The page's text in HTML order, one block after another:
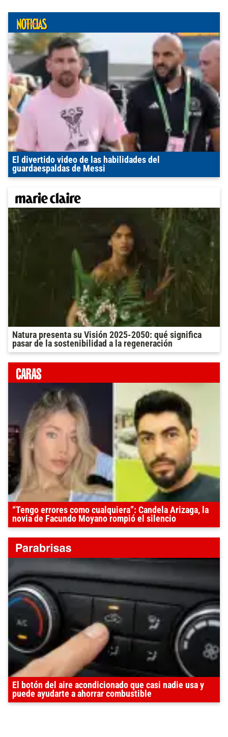
El divertido video de las habilidades del
guardaespaldas de Messi
Natura presenta su Visión 2025-2050: qué significa
pasar de la sostenibilidad a la regeneración
“Tengo errores como cualquiera”: Candela Arizaga, la
novia de Facundo Moyano rompió el silencio
El botón del aire acondicionado que casi nadie usa y
puede ayudarte a ahorrar combustible